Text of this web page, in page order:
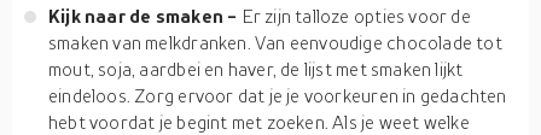
Kijk naar de smaken - Er zijn talloze opties voor de
smaken van melkdranken. Van eenvoudige chocolade tot
mout, soja, aardbei en haver, de lijst met smaken lijkt
eindeloos. Zorg ervoor dat je je voorkeuren in gedachten
hebt voordat je begint met zoeken. Als je weet welke